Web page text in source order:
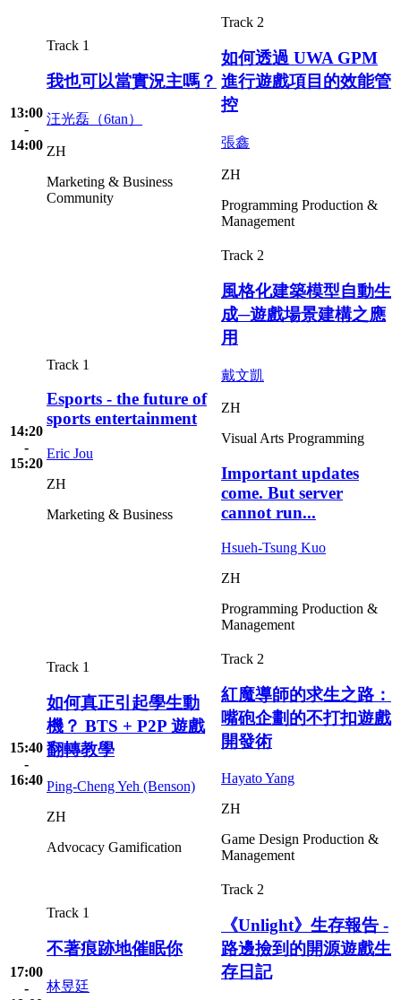
13:00
-
14:00
Track 1
我也可以當實況主嗎？
汪光磊（6tan）
ZH
Marketing & Business
Community
Track 2
如何透過 UWA GPM
進行遊戲項目的效能管
控
張鑫
ZH
Programming Production &
Management
14:20
-
15:20
Track 1
Esports - the future of
sports entertainment
Eric Jou
ZH
Marketing & Business
Track 2
風格化建築模型自動生
成─遊戲場景建構之應
用
戴文凱
ZH
Visual Arts Programming
Important updates
come. But server
cannot run...
Hsueh-Tsung Kuo
ZH
Programming Production &
Management
15:40
-
16:40
Track 1
如何真正引起學生動
機？ BTS + P2P 遊戲
翻轉教學
Ping-Cheng Yeh (Benson)
ZH
Advocacy Gamification
Track 2
紅魔導師的求生之路：
嘴砲企劃的不打扣遊戲
開發術
Hayato Yang
ZH
Game Design Production &
Management
17:00
-
Track 1
不著痕跡地催眠你
林昱廷
Track 2
《Unlight》生存報告 -
路邊撿到的開源遊戲生
存日記